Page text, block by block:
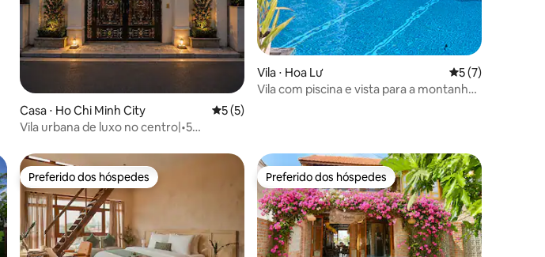
Casa ⋅ Ho Chi Minh City 5 de uma avaliação média de 5, 5 avaliações
5 (5)
Vila urbana de luxo no centro|•5
hidromassagem•e KTV
Vila ⋅ Hoa Lư 5 de uma
5 (7)
Vila com piscina e vista para a montanha |
Preferido dos hóspedes
Preferido dos hóspedes Preferido dos hóspedes
Preferido dos hóspedes